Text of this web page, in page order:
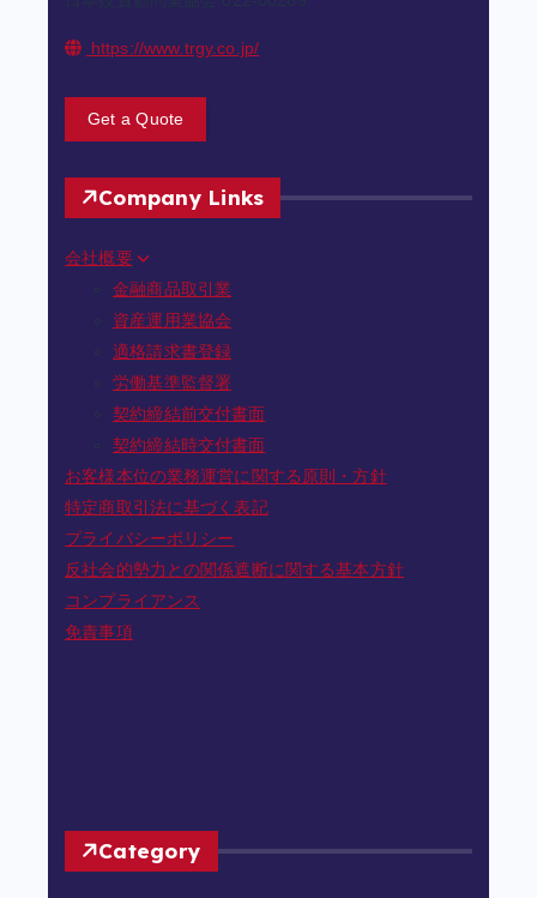
https://www.trgy.co.jp/
Get a Quote
Company Links
会社概要
金融商品取引業
資産運用業協会
適格請求書登録
労働基準監督署
契約締結前交付書面
契約締結時交付書面
お客様本位の業務運営に関する原則・方針
特定商取引法に基づく表記
プライバシーポリシー
反社会的勢力との関係遮断に関する基本方針
コンプライアンス
免責事項
Category